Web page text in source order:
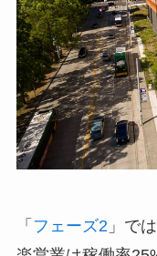
「 フェーズ2 」で